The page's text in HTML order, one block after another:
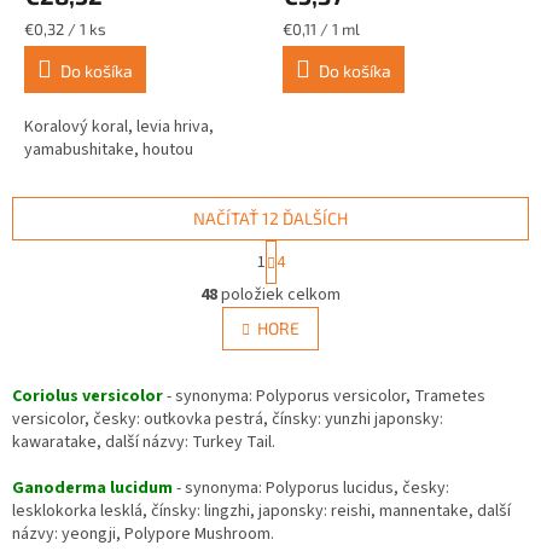
Jednotková
cena:
€0,32 / 1 ks
Do košíka
Koralový koral, levia hriva,
yamabushitake, houtou
Jednotková
cena:
€0,11 / 1 ml
Do košíka
O
v
l
á
a
c
i
p
r
v
NAČÍTAŤ 12 ĎALŠÍCH
t
r
á
n
k
v
a
n
1 4
48položiek celkom
HORE
Coriolus versicolor- synonyma: Polyporus versicolor, Trametes
versicolor, česky: outkovka pestrá, čínsky: yunzhi japonsky:
kawaratake, další názvy: Turkey Tail.
Ganoderma lucidum- synonyma: Polyporus lucidus, česky:
lesklokorka lesklá, čínsky: lingzhi, japonsky: reishi, mannentake, další
názvy: yeongji, Polypore Mushroom.